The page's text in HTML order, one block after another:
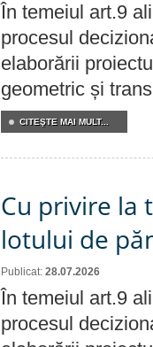
În temeiul art.9
procesul
elaborării
geometric și
CITEŞTE MAI MULT...
Cu privire la
lotului de
Publicat: 28.07.2026
În temeiul art.9
procesul